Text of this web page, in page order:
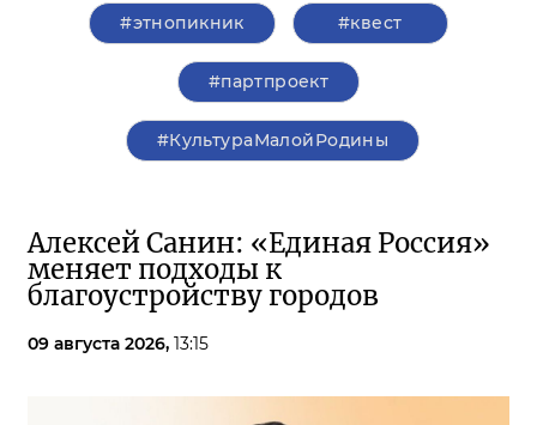
#этнопикник #квест
#партпроект
#КультураМалойРодины
Алексей Санин: «Единая Россия»
меняет подходы к
благоустройству городов
09 августа 2026, 13:15